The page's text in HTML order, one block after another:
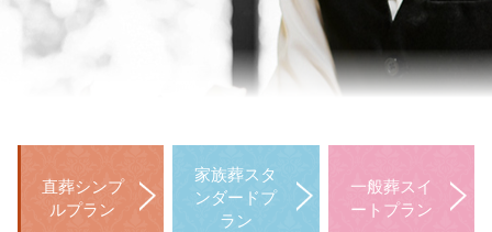
直葬シンプ
ルプラン
家族葬スタ
ンダードプ
ラン
一般葬スイ
ートプラン